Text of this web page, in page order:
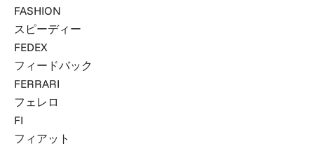
FASHION
スピーディー
FEDEX
フィードバック
FERRARI
フェレロ
FI
フィアット